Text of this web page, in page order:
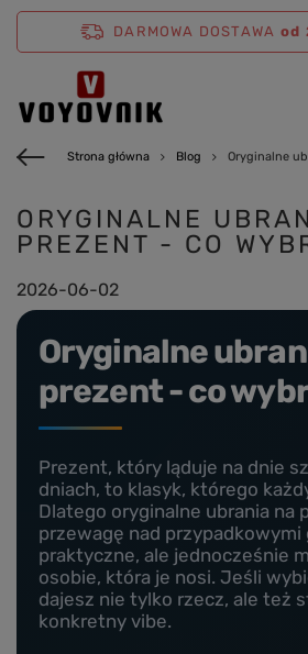
DARMOWA DOSTAWA od
Strona główna Blog Oryginalne
ORYGINALNE
PREZENT - CO
2026-06-02
Oryginalne
prezent - co
Prezent, który ląduje na dnie
dniach, to klasyk, którego
Dlatego oryginalne ubrania na
przewagę nad przypadkowymi
praktyczne, ale jednocześnie
osobie, która je nosi. Jeśli
dajesz nie tylko rzecz, ale też
konkretny vibe.